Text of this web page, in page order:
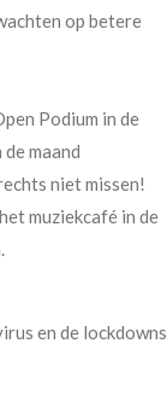
op betere
Podium in de
maand
niet missen!
muziekcafé in de
en de lockdowns